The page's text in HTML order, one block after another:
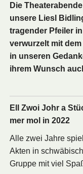
Die
unsere Liesl
tragender Pfeiler
verwurzelt mit
in unseren
ihrem Wunsch
Ell Zwoi Johr a
mer mol in 2022
Alle zwei Jahre
Akten in
Gruppe mit viel